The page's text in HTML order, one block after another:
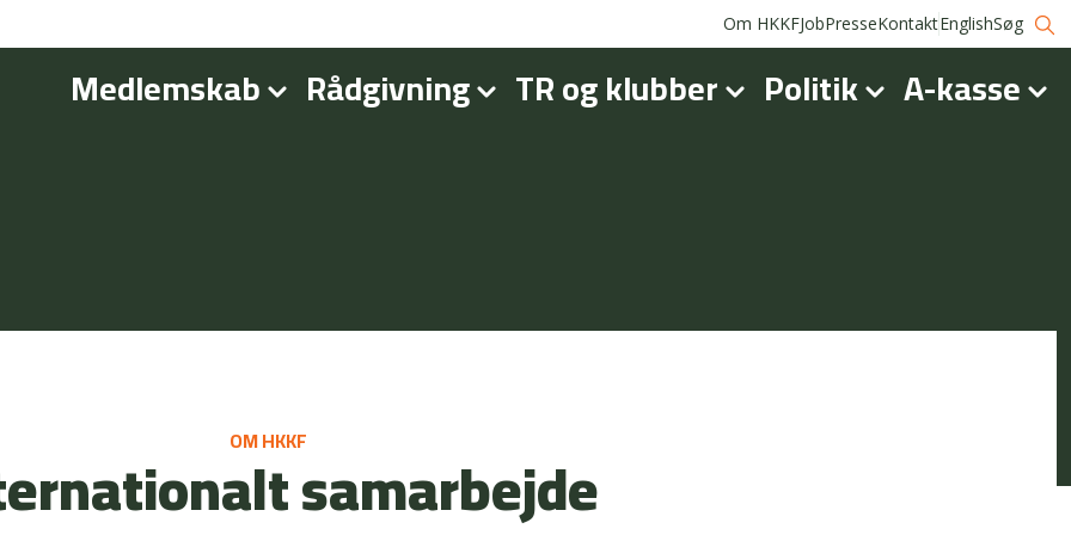
Om HKKFJobPresseKontaktEnglishSøg
Medlemskab Rådgivning TR og klubber Politik A-kasse
OM HKKFsamarbejde